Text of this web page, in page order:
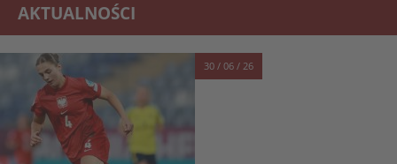
AKTUALNOŚCI
30 / 06 / 26